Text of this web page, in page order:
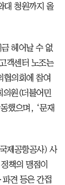
대 청원까지 올
헤어날 수 없
객센터 노조는
협의회에 참여
의원(더불어민
했으며, ‘문재
제공항공사) 사
책의 맹점이
견 등은 간접